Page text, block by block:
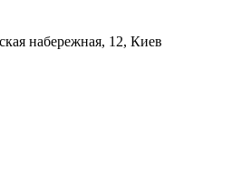
набережная, 12, Киев